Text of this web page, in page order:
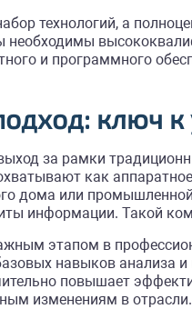
технологий, а
необходимы
и программного
ключ к
за рамки
как
дома или
информации. Такой
этапом в
навыков анализа
повышает
изменениям в отрасли.